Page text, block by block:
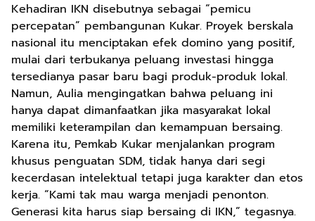
Kehadiran IKN disebutnya sebagai “pemicu
percepatan” pembangunan Kukar. Proyek berskala
nasional itu menciptakan efek domino yang positif,
mulai dari terbukanya peluang investasi hingga
tersedianya pasar baru bagi produk-produk lokal.
Namun, Aulia mengingatkan bahwa peluang ini
hanya dapat dimanfaatkan jika masyarakat lokal
memiliki keterampilan dan kemampuan bersaing.
Karena itu, Pemkab Kukar menjalankan program
khusus penguatan SDM, tidak hanya dari segi
kecerdasan intelektual tetapi juga karakter dan etos
kerja. “Kami tak mau warga menjadi penonton.
Generasi kita harus siap bersaing di IKN,” tegasnya.